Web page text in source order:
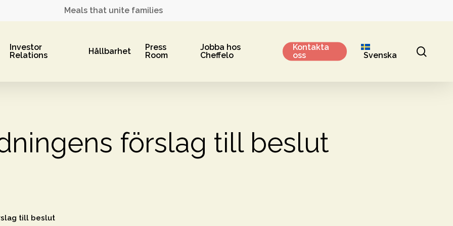
Meals that unite families
Investor
Relations
Hållbarhet
Press
Room
Jobba hos
Cheffelo
Kontakta
oss
Svenska
förslag till beslut
till beslut